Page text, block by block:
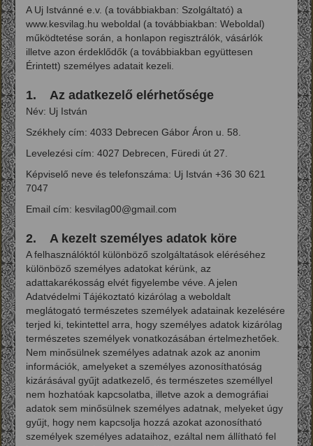
A Uj Istvánné e.v. (a továbbiakban: Szolgáltató) a
www.kesvilag.hu weboldal (a továbbiakban: Weboldal)
működtetése során, a honlapon regisztrálók, vásárlók
illetve azon érdeklődők (a továbbiakban együttesen
Érintett) személyes adatait kezeli.
1. Az adatkezelő elérhetősége
Név: Uj István
Székhely cím: 4033 Debrecen Gábor Áron u. 58.
Levelezési cím: 4027 Debrecen, Füredi út 27.
Képviselő neve és telefonszáma: Uj István +36 30 621
7047
Email cím: kesvilag00@gmail.com
2. A kezelt személyes adatok köre
A felhasználóktól különböző szolgáltatások eléréséhez
különböző személyes adatokat kérünk, az
adattakarékosság elvét figyelembe véve. A jelen
Adatvédelmi Tájékoztató kizárólag a weboldalt
meglátogató természetes személyek adatainak kezelésére
terjed ki, tekintettel arra, hogy személyes adatok kizárólag
természetes személyek vonatkozásában értelmezhetőek.
Nem minősülnek személyes adatnak azok az anonim
információk, amelyeket a személyes azonosíthatóság
kizárásával gyűjt adatkezelő, és természetes személlyel
nem hozhatóak kapcsolatba, illetve azok a demográfiai
adatok sem minősülnek személyes adatnak, melyeket úgy
gyűjt, hogy nem kapcsolja hozzá azokat azonosítható
személyek személyes adataihoz, ezáltal nem állítható fel